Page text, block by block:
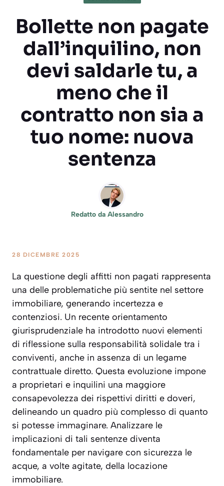
Bollette non pagate
dall’inquilino, non
devi saldarle tu, a
meno che il
contratto non sia a
tuo nome: nuova
sentenza
Redatto da Alessandro
28 DICEMBRE 2025
La questione degli affitti non pagati rappresenta
una delle problematiche più sentite nel settore
immobiliare, generando incertezza e
contenziosi. Un recente orientamento
giurisprudenziale ha introdotto nuovi elementi
di riflessione sulla responsabilità solidale tra i
conviventi, anche in assenza di un legame
contrattuale diretto. Questa evoluzione impone
a proprietari e inquilini una maggiore
consapevolezza dei rispettivi diritti e doveri,
delineando un quadro più complesso di quanto
si potesse immaginare. Analizzare le
implicazioni di tali sentenze diventa
fondamentale per navigare con sicurezza le
acque, a volte agitate, della locazione
immobiliare.